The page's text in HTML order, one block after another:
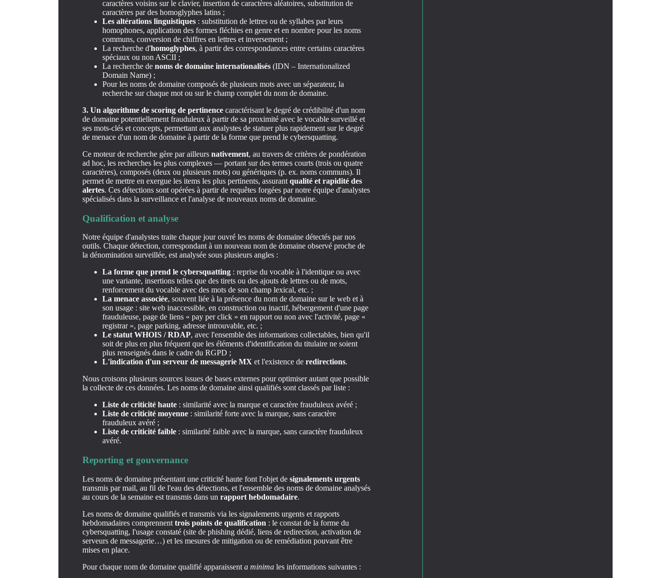
caractères voisins sur le clavier, insertion de caractères aléatoires, substitution de
caractères par des homoglyphes latins ;
Les altérations linguistiques : substitution de lettres ou de syllabes par leurs
homophones, application des formes fléchies en genre et en nombre pour les noms
communs, conversion de chiffres en lettres et inversement ;
La recherche d'homoglyphes, à partir des correspondances entre certains caractères
spéciaux ou non ASCII ;
La recherche de noms de domaine internationalisés (IDN – Internationalized
Domain Name) ;
Pour les noms de domaine composés de plusieurs mots avec un séparateur, la
recherche sur chaque mot ou sur le champ complet du nom de domaine.
3. Un algorithme de scoring de pertinence caractérisant le degré de crédibilité d'un nom
de domaine potentiellement frauduleux à partir de sa proximité avec le vocable surveillé et
ses mots-clés et concepts, permettant aux analystes de statuer plus rapidement sur le degré
de menace d'un nom de domaine à partir de la forme que prend le cybersquatting.
Ce moteur de recherche gère par ailleurs nativement, au travers de critères de pondération
ad hoc, les recherches les plus complexes — portant sur des termes courts (trois ou quatre
caractères), composés (deux ou plusieurs mots) ou génériques (p. ex. noms communs). Il
permet de mettre en exergue les items les plus pertinents, assurant qualité et rapidité des
alertes. Ces détections sont opérées à partir de requêtes forgées par notre équipe d'analystes
spécialisés dans la surveillance et l'analyse de nouveaux noms de domaine.
Qualification et analyse
Notre équipe d'analystes traite chaque jour ouvré les noms de domaine détectés par nos
outils. Chaque détection, correspondant à un nouveau nom de domaine observé proche de
la dénomination surveillée, est analysée sous plusieurs angles :
La forme que prend le cybersquatting : reprise du vocable à l'identique ou avec
une variante, insertions telles que des tirets ou des ajouts de lettres ou de mots,
renforcement du vocable avec des mots de son champ lexical, etc. ;
La menace associée, souvent liée à la présence du nom de domaine sur le web et à
son usage : site web inaccessible, en construction ou inactif, hébergement d'une page
frauduleuse, page de liens « pay per click » en rapport ou non avec l'activité, page «
registrar », page parking, adresse introuvable, etc. ;
Le statut WHOIS / RDAP, avec l'ensemble des informations collectables, bien qu'il
soit de plus en plus fréquent que les éléments d'identification du titulaire ne soient
plus renseignés dans le cadre du RGPD ;
L'indication d'un serveur de messagerie MX et l'existence de redirections.
Nous croisons plusieurs sources issues de bases externes pour optimiser autant que possible
la collecte de ces données. Les noms de domaine ainsi qualifiés sont classés par liste :
Liste de criticité haute : similarité avec la marque et caractère frauduleux avéré ;
Liste de criticité moyenne : similarité forte avec la marque, sans caractère
frauduleux avéré ;
Liste de criticité faible : similarité faible avec la marque, sans caractère frauduleux
avéré.
Reporting et gouvernance
Les noms de domaine présentant une criticité haute font l'objet de signalements urgents
transmis par mail, au fil de l'eau des détections, et l'ensemble des noms de domaine analysés
au cours de la semaine est transmis dans un rapport hebdomadaire.
Les noms de domaine qualifiés et transmis via les signalements urgents et rapports
hebdomadaires comprennent trois points de qualification : le constat de la forme du
cybersquatting, l'usage constaté (site de phishing dédié, liens de redirection, activation de
serveurs de messagerie…) et les mesures de mitigation ou de remédiation pouvant être
mises en place.
Pour chaque nom de domaine qualifié apparaissent a minima les informations suivantes :